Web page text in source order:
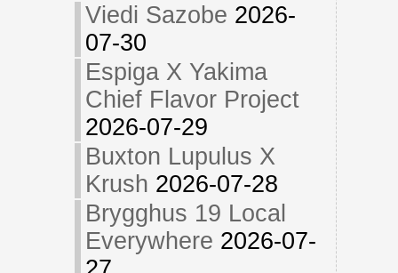
Viedi Sazobe 2026-
07-30
Espiga X Yakima
Chief Flavor Project
2026-07-29
Buxton Lupulus X
Krush 2026-07-28
Brygghus 19 Local
Everywhere 2026-07-